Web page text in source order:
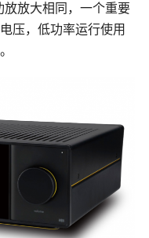
放大相同，一个重要
压，低功率运行使用